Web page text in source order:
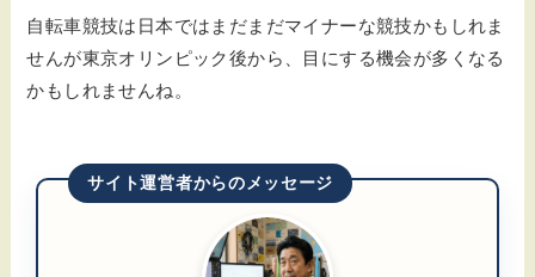
自転車競技は日本ではまだまだマイナーな競技かもしれま
せんが東京オリンピック後から、目にする機会が多くなる
かもしれませんね。
サイト運営者からのメッセージ